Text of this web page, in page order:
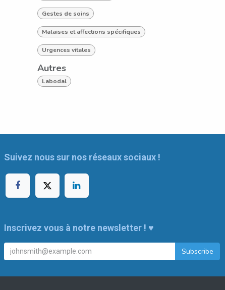
Gestes de soins
Malaises et affections spécifiques
Urgences vitales
Autres
Labodal
Suivez nous sur nos réseaux sociaux !
Inscrivez vous à notre newsletter ! ♥
Subscribe